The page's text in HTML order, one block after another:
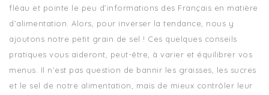
fléau et pointe le peu d’informations des Français en matière
d’alimentation. Alors, pour inverser la tendance, nous y
ajoutons notre petit grain de sel ! Ces quelques conseils
pratiques vous aideront, peut-être, à varier et équilibrer vos
menus. Il n’est pas question de bannir les graisses, les sucres
et le sel de notre alimentation, mais de mieux contrôler leur